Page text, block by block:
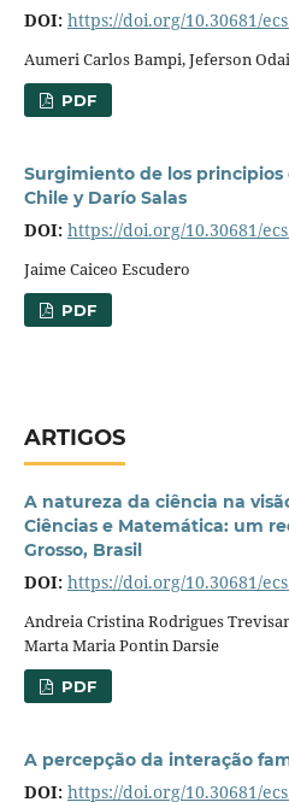
DOI: https://doi.org/10.30681/
Aumeri Carlos Bampi, Jeferson
PDF
Surgimiento de los principios
Chile y Darío Salas
DOI: https://doi.org/10.30681/
Jaime Caiceo Escudero
PDF
ARTIGOS
A natureza da ciência na
Ciências e Matemática: um
Grosso, Brasil
DOI: https://doi.org/10.30681/
Andreia Cristina Rodrigues
Marta Maria Pontin Darsie
PDF
A percepção da interação
DOI: https://doi.org/10.30681/